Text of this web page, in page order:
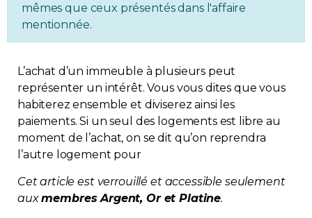
Environnement
App APQ
Médias
mêmes que ceux présentés dans l'affaire
mentionnée.
L’achat d’un immeuble à plusieurs peut
représenter un intérêt. Vous vous dites que vous
habiterez ensemble et diviserez ainsi les
paiements. Si un seul des logements est libre au
moment de l’achat, on se dit qu’on reprendra
l’autre logement pour
Cet article est verrouillé et accessible seulement
auxmembres Argent, Or et Platine.